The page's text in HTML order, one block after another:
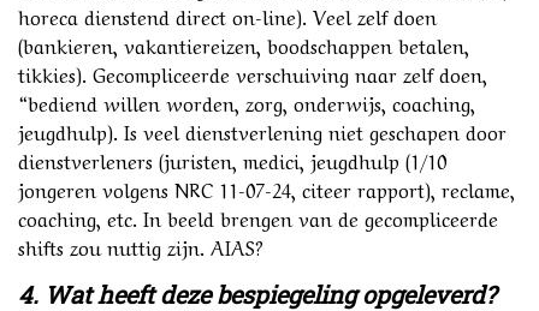
horeca dienstend direct on-line). Veel zelf doen
(bankieren, vakantiereizen, boodschappen betalen,
tikkies). Gecompliceerde verschuiving naar zelf doen,
“bediend willen worden, zorg, onderwijs, coaching,
jeugdhulp). Is veel dienstverlening niet geschapen door
dienstverleners (juristen, medici, jeugdhulp (1/10
jongeren volgens NRC 11-07-24, citeer rapport), reclame,
coaching, etc. In beeld brengen van de gecompliceerde
shifts zou nuttig zijn. AIAS?
4. Wat heeft deze bespiegeling opgeleverd?